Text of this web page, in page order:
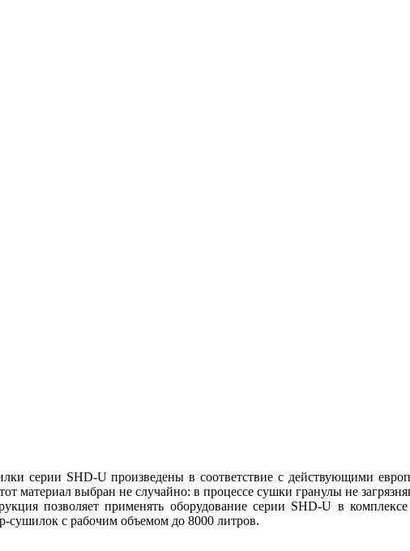
серии SHD-U произведены в соответствие с действующими
материал выбран не случайно: в процессе сушки гранулы не
позволяет применять оборудование серии SHD-U в
сушилок с рабочим объемом до 8000 литров.